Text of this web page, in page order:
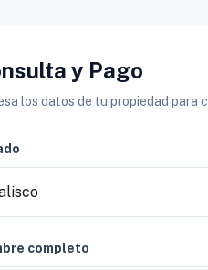
y Pago
los datos de tu propiedad para
completo